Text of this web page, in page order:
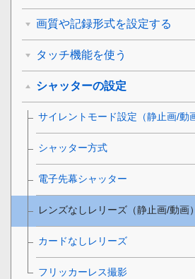
画質や記録形式を設定する
タッチ機能を使う
シャッターの設定
サイレントモード設定 （静止画/動
シャッター方式
電子先幕シャッター
レンズなしレリーズ （静止画/動画）
カードなしレリーズ
フリッカーレス撮影